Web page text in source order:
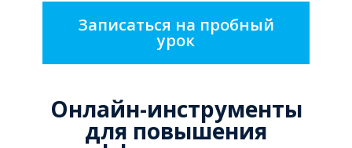
Записаться на пробный
урок
Онлайн-инструменты
для повышения